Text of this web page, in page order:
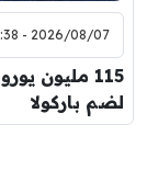
2026/08/07 - 20:38
115 مليون
لضم باركولا